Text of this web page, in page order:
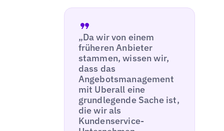
„Da wir von einem
früheren Anbieter
stammen, wissen wir,
dass das
Angebotsmanagement
mit Uberall eine
grundlegende Sache ist,
die wir als
Kundenservice-